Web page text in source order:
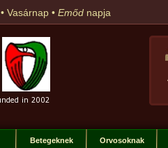
• Vasárnap • Emőd napja
Betegeknek Orvosoknak